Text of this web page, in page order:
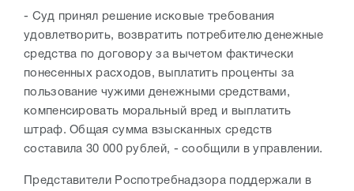
- Суд принял решение исковые требования
удовлетворить, возвратить потребителю денежные
средства по договору за вычетом фактически
понесенных расходов, выплатить проценты за
пользование чужими денежными средствами,
компенсировать моральный вред и выплатить
штраф. Общая сумма взысканных средств
составила 30 000 рублей, - сообщили в управлении.
Представители Роспотребнадзора поддержали в